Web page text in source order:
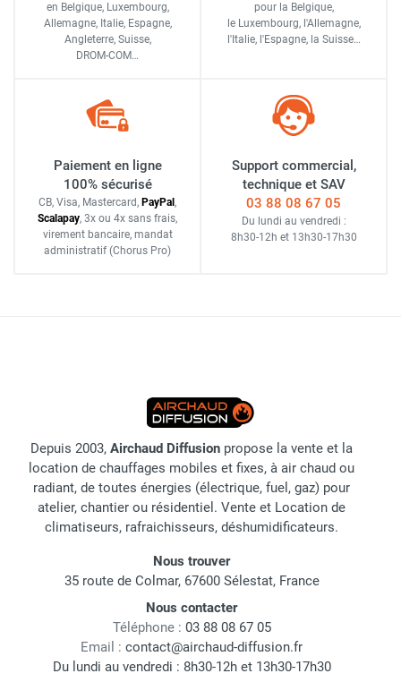
en Belgique, Luxembourg,
Allemagne, Italie, Espagne,
Angleterre, Suisse,
DROM-COM…
pour la Belgique,
le Luxembourg, l'Allemagne,
l'Italie, l'Espagne, la Suisse…
Paiement en ligne
100% sécurisé
CB, Visa, Mastercard, PayPal ,
Scalapay, 3x ou 4x sans frais,
virement bancaire, mandat
administratif (Chorus Pro)
Support commercial,
technique et SAV
03 88 08 67 05
Du lundi au vendredi :
8h30-12h et 13h30-17h30
Depuis 2003, Airchaud Diffusion propose la vente et la
location de chauffages mobiles et fixes, à air chaud ou
radiant, de toutes énergies (électrique, fuel, gaz) pour
atelier, chantier ou résidentiel. Vente et Location de
climatiseurs, rafraichisseurs, déshumidificateurs.
Nous trouver
35 route de Colmar, 67600 Sélestat, France
Nous contacter
Téléphone : 03 88 08 67 05
Email : contact@airchaud-diffusion.fr
Du lundi au vendredi : 8h30-12h et 13h30-17h30